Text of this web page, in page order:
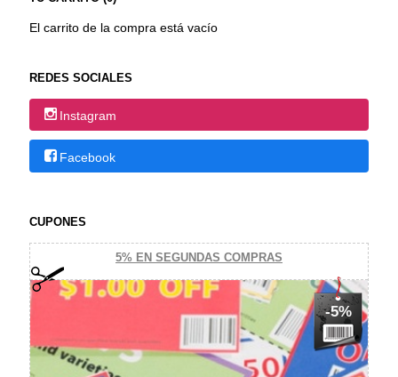
El carrito de la compra está vacío
REDES SOCIALES
Instagram
Facebook
CUPONES
5% EN SEGUNDAS COMPRAS
-5%